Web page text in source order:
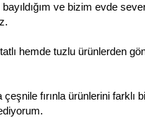
ve bizim evde
hemde tuzlu ürünlerden
fırınla ürünlerini farklı